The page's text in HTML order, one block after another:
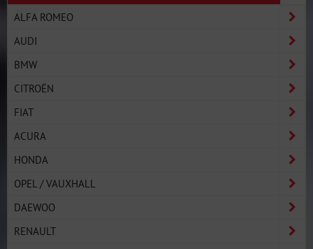
ALFA ROMEO
AUDI
BMW
CITROËN
FIAT
ACURA
HONDA
OPEL / VAUXHALL
DAEWOO
RENAULT